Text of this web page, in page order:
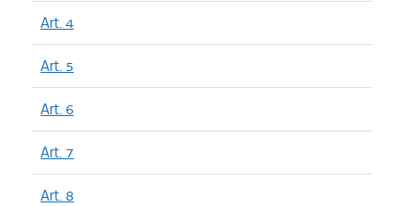
Art. 4
Art. 5
Art. 6
Art. 7
Art. 8